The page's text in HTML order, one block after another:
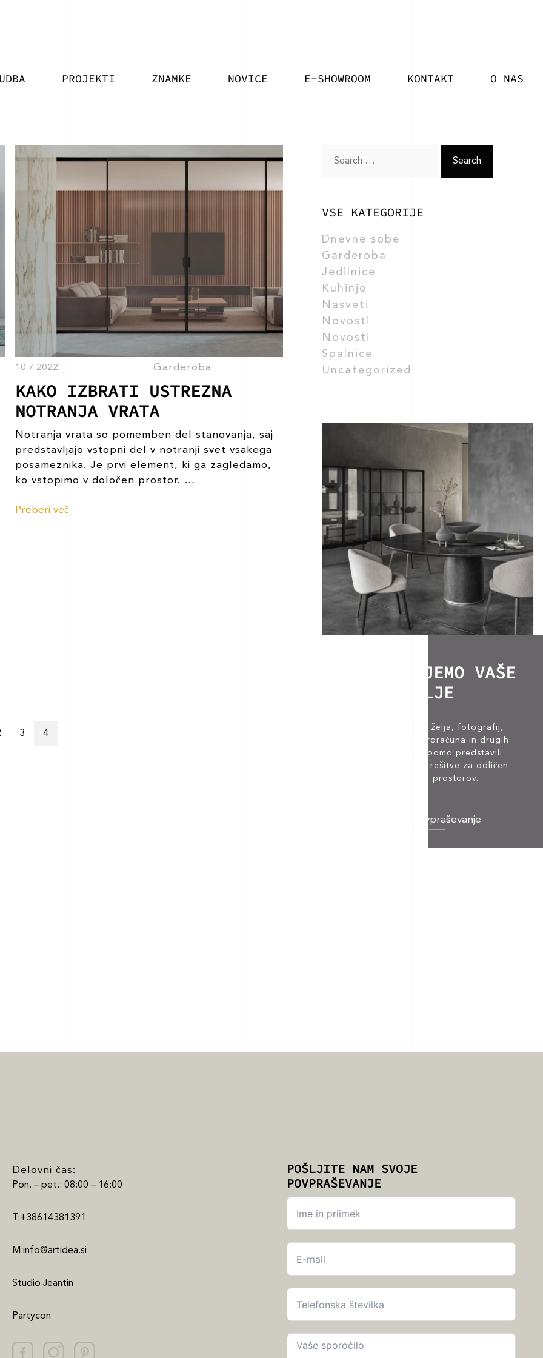
PROJEKTI ZNAMKE NOVICE E-SHOWROOM KONTAKT O NAS
10.7.2022 Garderoba
KAKO IZBRATI USTREZNA
NOTRANJA VRATA
Notranja vrata so pomemben del stanovanja, saj
predstavljajo vstopni del v notranji svet vsakega
posameznika. Je prvi element, ki ga zagledamo,
ko vstopimo v določen prostor. …
Preberi več
for:
VSE KATEGORIJE
Dnevne sobe
Garderoba
Jedilnice
Kuhinje
Nasveti
Novosti
Novosti
Spalnice
Uncategorized
URESNIČUJEMO VAŠE
ŽELJE
Na podlagi vaših želja, fotografij,
tlorisov, vašega proračuna in drugih
dejavnikov, vam bomo predstavili
optimalne ideje in rešitve za odličen
dizajn vaših prostorov.
Pošljite povpraševanje
3 4
Delovni čas:
Pon. – pet.: 08:00 – 16:00
T:+38614381391
M:info@artidea.si
Studio Jeantin
Partycon
POŠLJITE NAM SVOJE
POVPRAŠEVANJE